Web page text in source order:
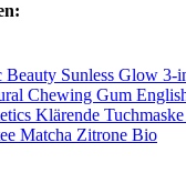
Sunless Glow 3-
Chewing Gum
Klärende
Matcha Zitrone Bio